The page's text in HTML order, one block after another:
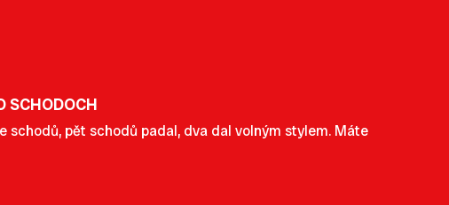
SCHODOCH
schodů, pět schodů padal, dva dal volným stylem. Máte